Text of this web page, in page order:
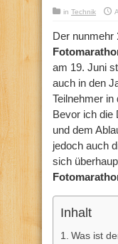
in Technik
Der nunmehr
am 19. Juni
auch in den
Teilnehmer in
Bevor ich die
und dem
jedoch auch
sich
Inhalt
Was ist